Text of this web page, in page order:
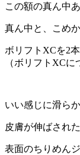
この額の真ん中
真ん中と、こめ
ボリフトXCを2本
（ボリフトXC
いい感じに滑ら
皮膚が伸ばされ
表面のちりめん